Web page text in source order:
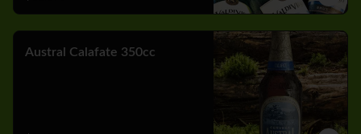
Austral Calafate 350cc